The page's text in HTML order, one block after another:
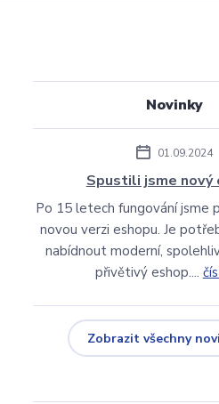
Novinky
01.09.2024
Spustili jsme nový
Po 15 letech fungování jsme
novou verzi eshopu. Je
nabídnout moderní,
přivětivý eshop....
Zobrazit všechny